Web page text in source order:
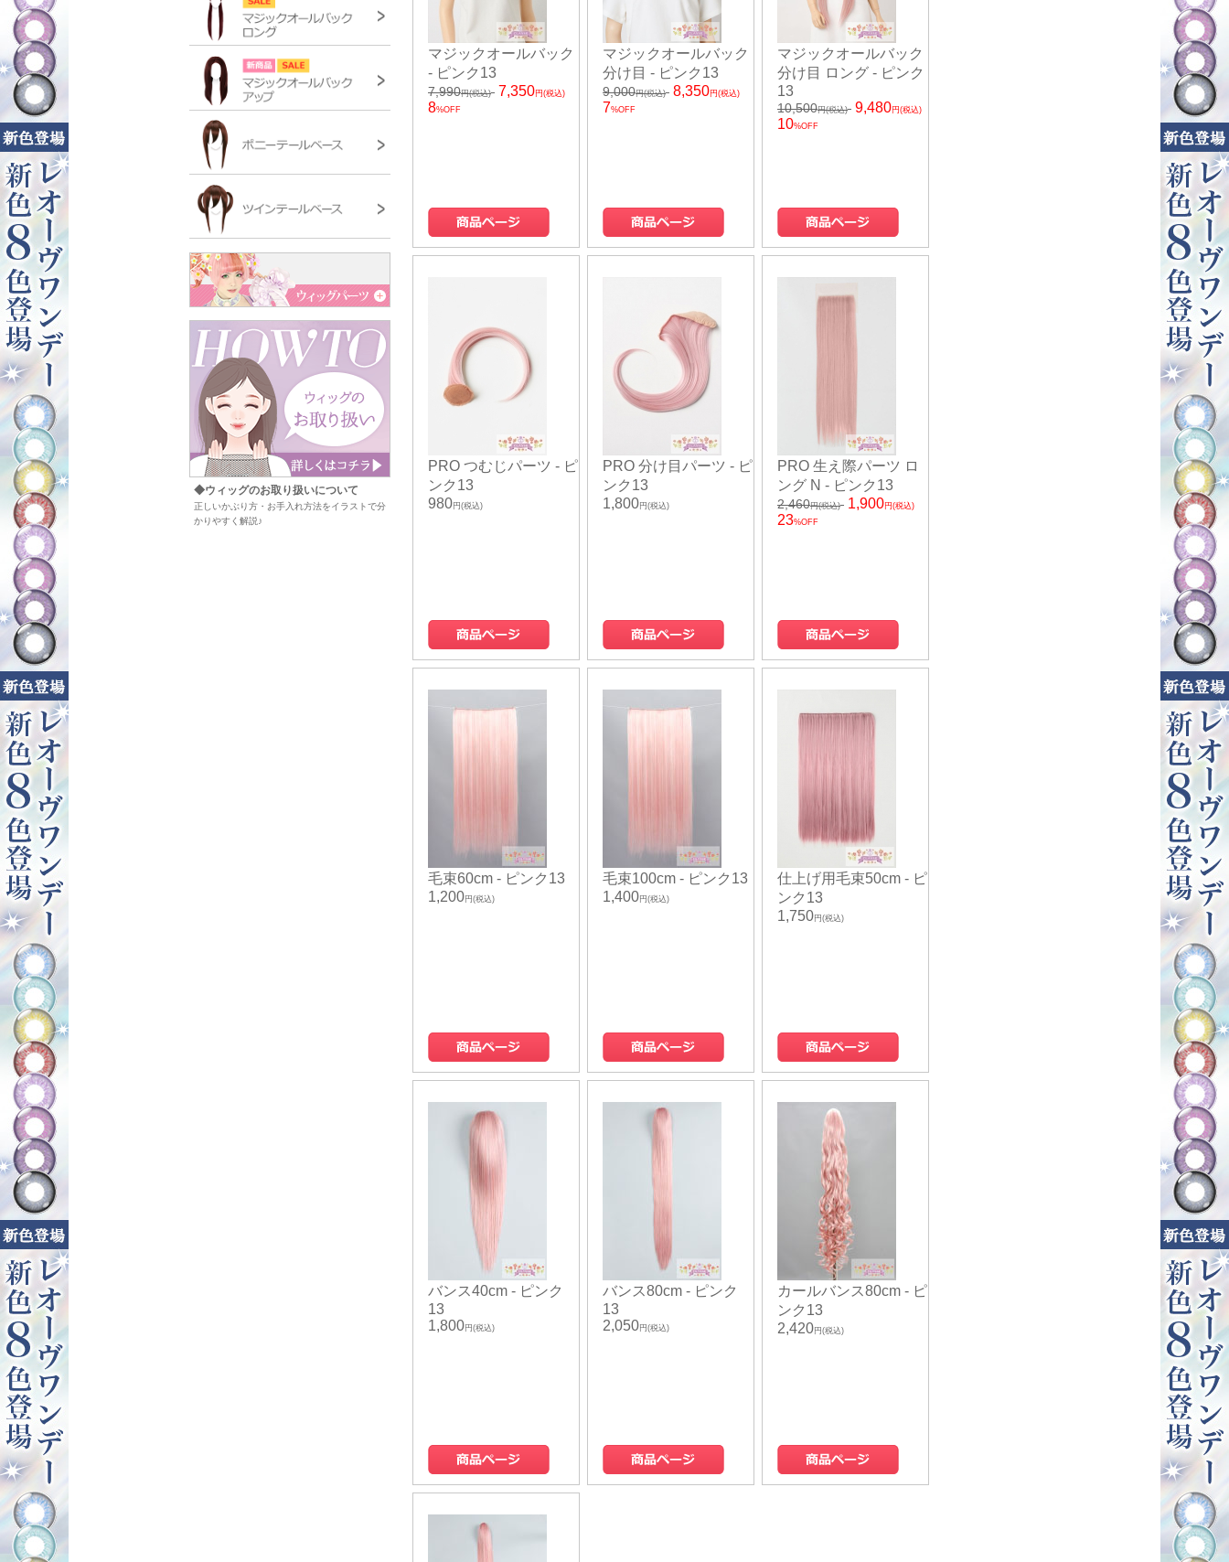
◆ウィッグのお取り扱いについて
正しいかぶり方・お手入れ方法をイラストで分
かりやすく解説♪
マジックオールバック
- ピンク13
7,990円(税込) 7,350円(税込)
8%OFF
マジックオールバック
分け目 - ピンク13
9,000円(税込) 8,350円(税込)
7%OFF
マジックオールバック
分け目 ロング - ピンク
13
10,500円(税込) 9,480円(税込)
10%OFF
PRO つむじパーツ - ピ
ンク13
980円(税込)
PRO 分け目パーツ - ピ
ンク13
1,800円(税込)
PRO 生え際パーツ ロ
ング N - ピンク13
2,460円(税込) 1,900円(税込)
23%OFF
毛束60cm - ピンク13
1,200円(税込)
毛束100cm - ピンク13
1,400円(税込)
仕上げ用毛束50cm - ピ
ンク13
1,750円(税込)
バンス40cm - ピンク
13
1,800円(税込)
バンス80cm - ピンク
13
2,050円(税込)
カールバンス80cm - ピ
ンク13
2,420円(税込)